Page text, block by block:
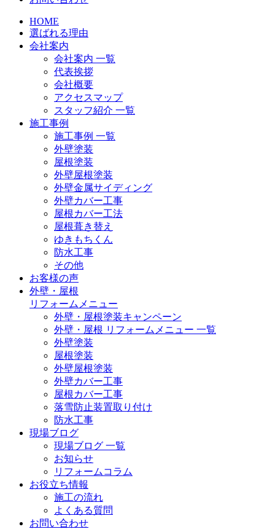
HOME
選ばれる理由
会社案内
会社案内 一覧
代表挨拶
会社概要
アクセスマップ
スタッフ紹介 一覧
施工事例
施工事例 一覧
外壁塗装
屋根塗装
外壁屋根塗装
外壁金属サイディング
外壁カバー工事
屋根カバー工法
屋根葺き替え
ゆきもちくん
防水工事
その他
お客様の声
外壁・屋根
リフォームメニュー
外壁・屋根塗装キャンペーン
外壁・屋根 リフォームメニュー 一覧
外壁塗装
屋根塗装
外壁屋根塗装
外壁カバー工事
屋根カバー工事
落雪防止装置取り付け
防水工事
現場ブログ
現場ブログ 一覧
お知らせ
リフォームコラム
お役立ち情報
施工の流れ
よくある質問
お問い合わせ